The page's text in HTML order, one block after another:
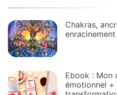
Chakras,
Ebook : Mon
émotionnel